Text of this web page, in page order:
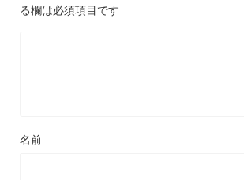
る欄は必須項目です
名前